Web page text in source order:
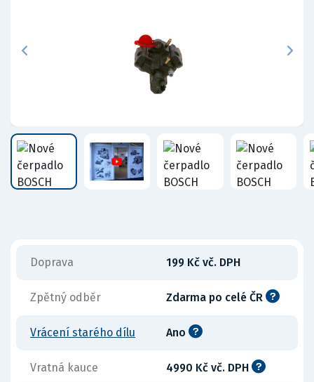
Doprava 199 Kč vč. DPH
Zpětný odběr Zdarma po celé ČR
Vrácení starého dílu Ano
Vratná kauce 4990 Kč vč. DPH